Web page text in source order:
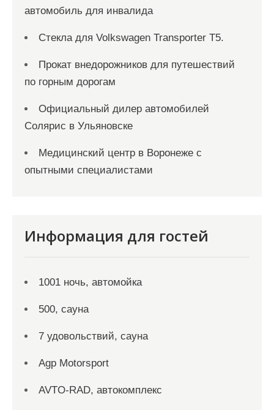
автомобиль для инвалида
Стекла для Volkswagen Transporter T5.
Прокат внедорожников для путешествий
по горным дорогам
Официальный дилер автомобилей
Солярис в Ульяновске
Медицинский центр в Воронеже с
опытными специалистами
Информация для гостей
1001 ночь, автомойка
500, сауна
7 удовольствий, сауна
Agp Motorsport
AVTO-RAD, автокомплекс